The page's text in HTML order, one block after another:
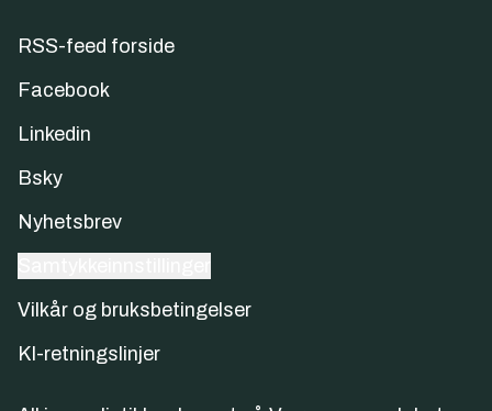
RSS-feed forside
Facebook
Linkedin
Bsky
Nyhetsbrev
Vilkår og bruksbetingelser
KI-retningslinjer